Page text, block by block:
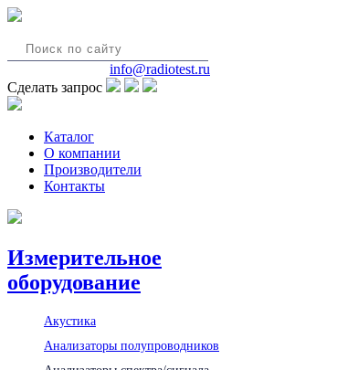
info@radiotest.ru
Сделать запрос
Каталог
О компании
Производители
Контакты
Измерительное
оборудование
Акустика
Анализаторы полупроводников